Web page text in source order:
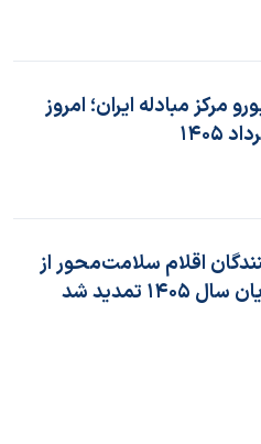
مرکز مبادله ایران؛ امروز
اقلام سلامت‌محور از
تمدید شد